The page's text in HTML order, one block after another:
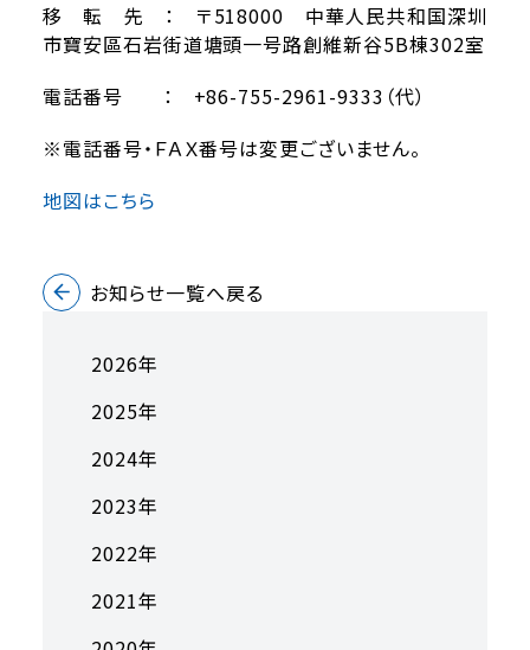
2026年
2025年
2024年
2023年
2022年
2021年
移 転 先 ： 〒518000 中華人民共和国深圳
市寶安區石岩街道塘頭一号路創維新谷5B棟302室
電話番号 ： +86-755-2961-9333（代）
※電話番号・ＦＡＸ番号は変更ございません。
地図はこちら
お知らせ一覧へ戻る